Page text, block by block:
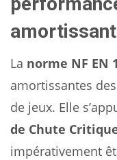
La norme NF EN
amortissantes
de jeux. Elle
de Chute
impérativement